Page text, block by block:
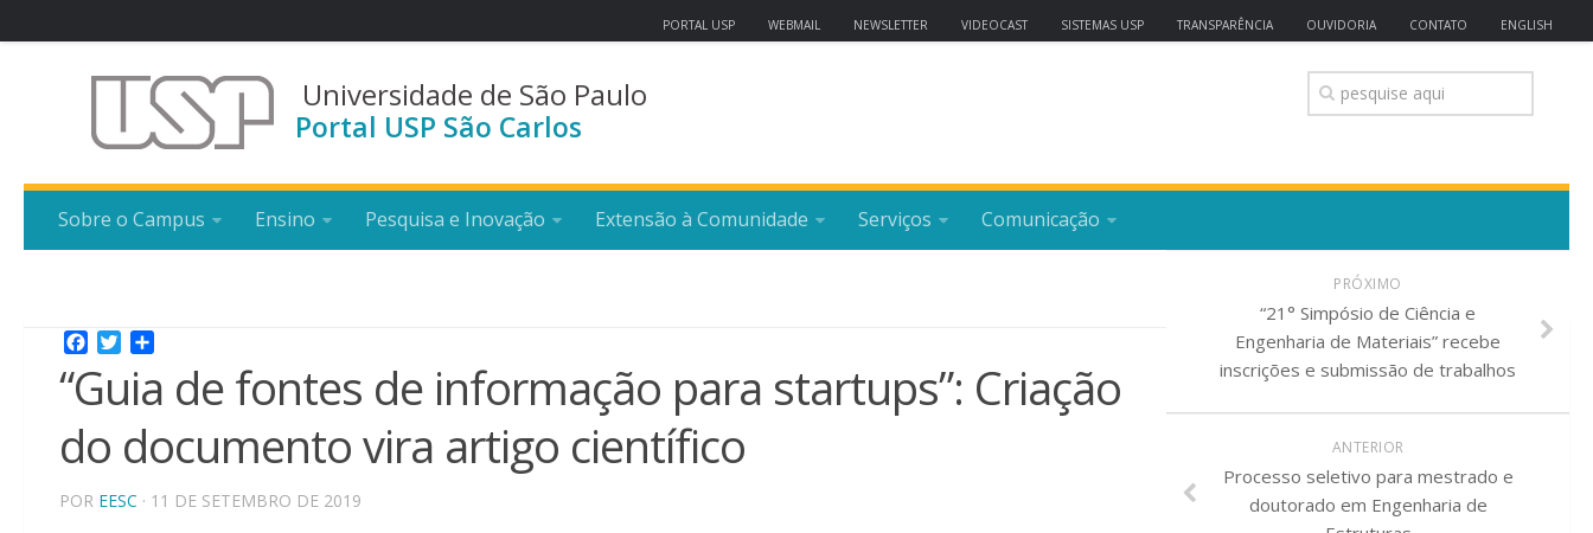
PORTAL USP WEBMAIL NEWSLETTER VIDEOCAST SISTEMAS USP TRANSPARÊNCIA OUVIDORIA CONTATO ENGLISH
Universidade de São Paulo
Portal USP São Carlos
Sobre o Campus Ensino Pesquisa e Inovação Extensão à Comunidade Serviços Comunicação
Facebook
Twitter
“Guia de fontes de informação para startups”: Criação
do documento vira artigo científico
POR EESC · 11 DE SETEMBRO DE 2019
PRÓXIMO
“21° Simpósio de Ciência e
Engenharia de Materiais” recebe
inscrições e submissão de trabalhos
ANTERIOR
Processo seletivo para mestrado e
doutorado em Engenharia de